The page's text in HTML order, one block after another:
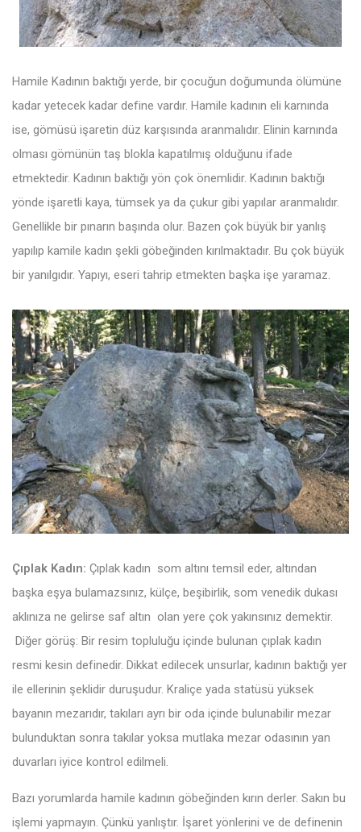
Hamile Kadının baktığı yerde, bir çocuğun doğumunda ölümüne
kadar yetecek kadar define vardır. Hamile kadının eli karnında
ise, gömüsü işaretin düz karşısında aranmalıdır. Elinin karnında
olması gömünün taş blokla kapatılmış olduğunu ifade
etmektedir. Kadının baktığı yön çok önemlidir. Kadının baktığı
yönde işaretli kaya, tümsek ya da çukur gibi yapılar aranmalıdır.
Genellikle bir pınarın başında olur. Bazen çok büyük bir yanlış
yapılıp kamile kadın şekli göbeğinden kırılmaktadır. Bu çok büyük
bir yanılgıdır. Yapıyı, eseri tahrip etmekten başka işe yaramaz.
Çıplak Kadın: Çıplak kadın som altını temsil eder, altından
başka eşya bulamazsınız, külçe, beşibirlik, som venedik dukası
aklınıza ne gelirse saf altın olan yere çok yakınsınız demektir.
Diğer görüş: Bir resim topluluğu içinde bulunan çıplak kadın
resmi kesin definedir. Dikkat edilecek unsurlar, kadının baktığı yer
ile ellerinin şeklidir duruşudur. Kraliçe yada statüsü yüksek
bayanın mezarıdır, takıları ayrı bir oda içinde bulunabilir mezar
bulunduktan sonra takılar yoksa mutlaka mezar odasının yan
duvarları iyice kontrol edilmeli.
Bazı yorumlarda hamile kadının göbeğinden kırın derler. Sakın bu
işlemi yapmayın. Çünkü yanlıştır. İşaret yönlerini ve de definenin